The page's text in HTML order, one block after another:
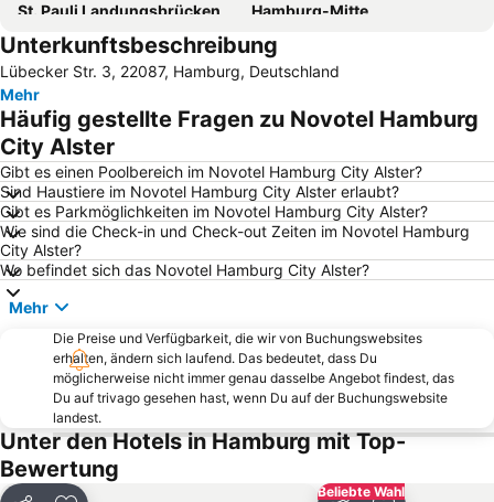
St. Pauli Landungsbrücken
Hamburg-Mitte
Steinwerder
Barclaycard Arena
Miniatur Wunderland Hamburg
Tierpark Hagenbeck
Elbphilharmonie
Theater Neue Flora
Eppendorf
Hamburg Messe
Karl-May-Festival
Hamburg Cruise Center
König der Löwen
Buxtehude City Tour
St Georg
Fischmarkt
Niendorf
Hamburg-Altstadt
Finkenwerder
Bergedorf
Wandsbek
Blankenese
Barmbek-Nord
Eimsbüttel
CCH Congress Center Hamburg
Rahlstedt
Hammerbrook
Winterhude
Bahrenfeld
Wilhelmsburg
Unterkunftsbeschreibung
Lübecker Str. 3, 22087, Hamburg, Deutschland
Mehr
Häufig gestellte Fragen zu Novotel Hamburg
City Alster
Gibt es einen Poolbereich im Novotel Hamburg City Alster?
Sind Haustiere im Novotel Hamburg City Alster erlaubt?
Gibt es Parkmöglichkeiten im Novotel Hamburg City Alster?
Wie sind die Check-in und Check-out Zeiten im Novotel Hamburg
City Alster?
Wo befindet sich das Novotel Hamburg City Alster?
Mehr
Die Preise und Verfügbarkeit, die wir von Buchungswebsites
erhalten, ändern sich laufend. Das bedeutet, dass Du
möglicherweise nicht immer genau dasselbe Angebot findest, das
Du auf trivago gesehen hast, wenn Du auf der Buchungswebsite
landest.
Unter den Hotels in Hamburg mit Top-
Bewertung
Beliebte Wahl